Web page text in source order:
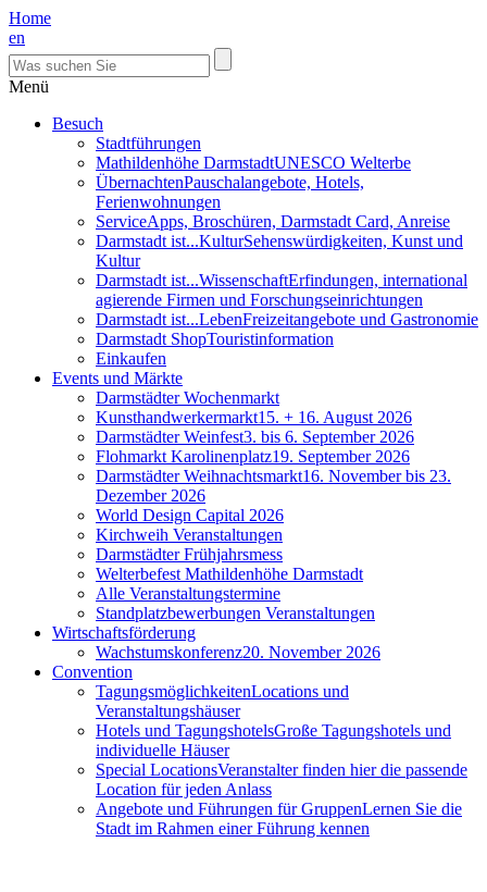
Home
en
Menü
Besuch
Stadtführungen
Mathildenhöhe DarmstadtUNESCO Welterbe
ÜbernachtenPauschalangebote, Hotels,
Ferienwohnungen
ServiceApps, Broschüren, Darmstadt Card, Anreise
Darmstadt ist...KulturSehenswürdigkeiten, Kunst und
Kultur
Darmstadt ist...WissenschaftErfindungen, international
agierende Firmen und Forschungseinrichtungen
Darmstadt ist...LebenFreizeitangebote und Gastronomie
Darmstadt ShopTouristinformation
Einkaufen
Events und Märkte
Darmstädter Wochenmarkt
Kunsthandwerkermarkt15. + 16. August 2026
Darmstädter Weinfest3. bis 6. September 2026
Flohmarkt Karolinenplatz19. September 2026
Darmstädter Weihnachtsmarkt16. November bis 23.
Dezember 2026
World Design Capital 2026
Kirchweih Veranstaltungen
Darmstädter Frühjahrsmess
Welterbefest Mathildenhöhe Darmstadt
Alle Veranstaltungstermine
Standplatzbewerbungen Veranstaltungen
Wirtschaftsförderung
Wachstumskonferenz20. November 2026
Convention
TagungsmöglichkeitenLocations und
Veranstaltungshäuser
Hotels und TagungshotelsGroße Tagungshotels und
individuelle Häuser
Special LocationsVeranstalter finden hier die passende
Location für jeden Anlass
Angebote und Führungen für GruppenLernen Sie die
Stadt im Rahmen einer Führung kennen